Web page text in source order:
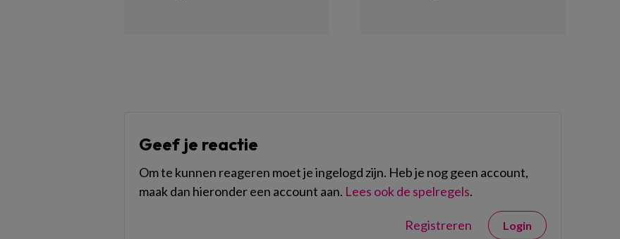
Geef je reactie
Om te kunnen reageren moet je ingelogd zijn. Heb je nog geen account,
maak dan hieronder een account aan. Lees ook de spelregels.
Registreren Login